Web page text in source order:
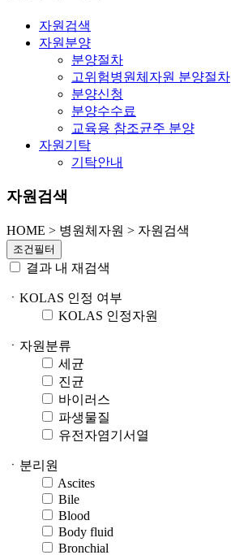
자원검색
자원분양
분양절차
고위험병원체자원 분양절차
분양신청
분양수수료
교육용 참조균주 분양
자원기탁
기탁안내
자원검색
HOME > 병원체자원 > 자원검색
조건필터
결과 내 재검색
ㆍKOLAS 인정 여부
KOLAS 인정자원
ㆍ자원분류
세균
진균
바이러스
파생물질
유전자염기서열
ㆍ분리원
Ascites
Bile
Blood
Body fluid
Bronchial